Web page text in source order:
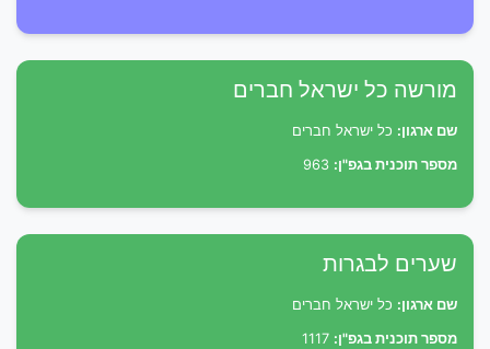
מורשה כל ישראל חברים
שם ארגון: כל ישראל חברים
מספר תוכנית בגפ"ן:
שערים לבגרות
שם ארגון: כל ישראל חברים
מספר תוכנית בגפ"ן: